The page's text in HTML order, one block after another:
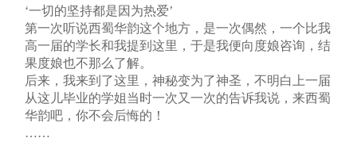
‘一切的坚持都是因为热爱’
第一次听说西蜀华韵这个地方，是一次偶然，一个比我
高一届的学长和我提到这里，于是我便向度娘咨询，结
果度娘也不那么了解。
后来，我来到了这里，神秘变为了神圣，不明白上一届
从这儿毕业的学姐当时一次又一次的告诉我说，来西蜀
华韵吧，你不会后悔的！
……